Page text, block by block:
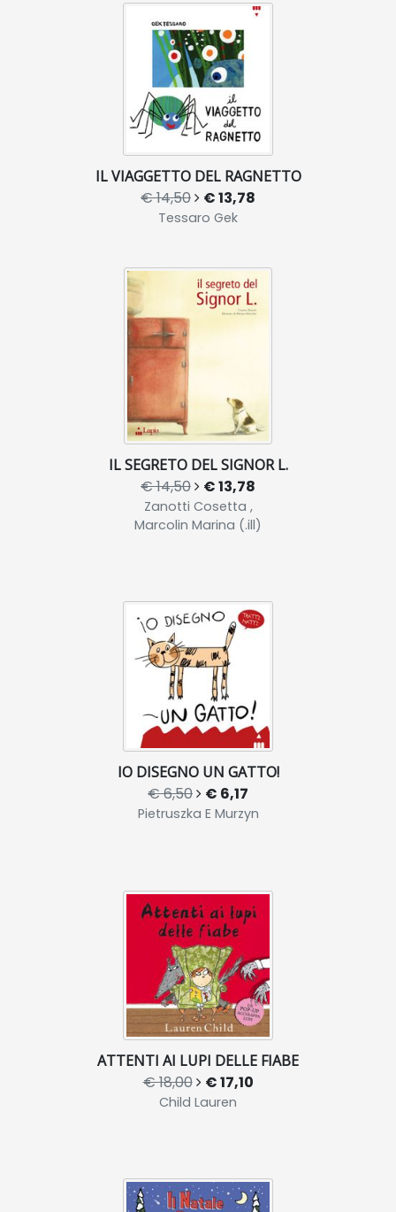
IL VIAGGETTO DEL RAGNETTO
€ 14,50 € 13,78
Tessaro Gek
IL SEGRETO DEL SIGNOR L.
€ 14,50 € 13,78
Zanotti Cosetta ,
Marcolin Marina (.ill)
IO DISEGNO UN GATTO!
€ 6,50 € 6,17
Pietruszka E Murzyn
ATTENTI AI LUPI DELLE FIABE
€ 18,00 € 17,10
Child Lauren